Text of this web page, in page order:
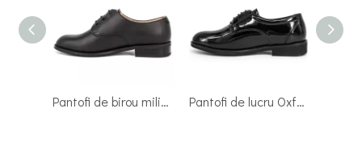
Pantofi de birou militare din piele neagră de ceremonie pentru armată Oxford 1249 Pantofi de lucru Oxford tactici impermeabili la modă 1240